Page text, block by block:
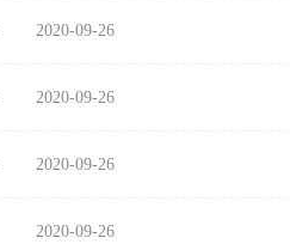
2020-09-26
2020-09-26
2020-09-26
2020-09-26